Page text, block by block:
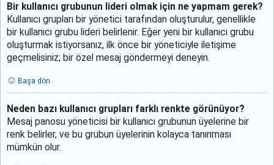
Bir kullanıcı grubunun lideri olmak için ne yapmam gerek?
Kullanıcı grupları bir yönetici tarafından oluşturulur, genellikle
bir kullanıcı grubu lideri belirlenir. Eğer yeni bir kullanıcı grubu
oluşturmak istiyorsanız, ilk önce bir yöneticiyle iletişime
geçmelisiniz; bir özel mesaj göndermeyi deneyin.
Başa dön
Neden bazı kullanıcı grupları farklı renkte görünüyor?
Mesaj panosu yöneticisi bir kullanıcı grubunun üyelerine bir
renk belirler, ve bu grubun üyelerinin kolayca tanınması
mümkün olur.